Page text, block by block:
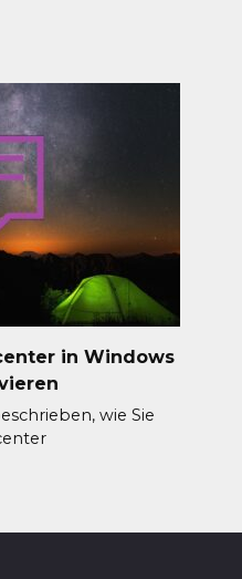
in Windows
wie Sie